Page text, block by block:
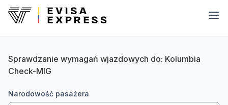
Sprawdzanie wymagań wjazdowych do: Kolumbia
Check-MIG
narodowość pasażera